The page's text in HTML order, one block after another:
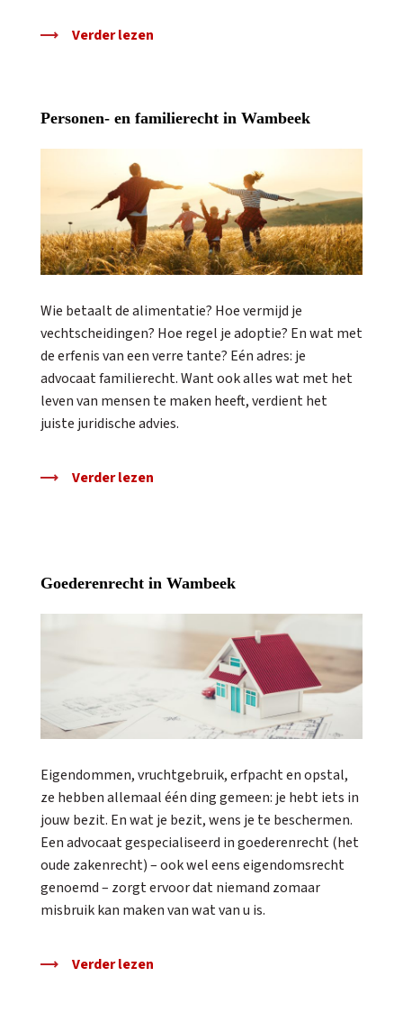
Verder lezen
Personen- en familierecht in Wambeek
Wie betaalt de alimentatie? Hoe vermijd je
vechtscheidingen? Hoe regel je adoptie? En wat met
de erfenis van een verre tante? Eén adres: je
advocaat familierecht. Want ook alles wat met het
leven van mensen te maken heeft, verdient het
juiste juridische advies.
Verder lezen
Goederenrecht in Wambeek
Eigendommen, vruchtgebruik, erfpacht en opstal,
ze hebben allemaal één ding gemeen: je hebt iets in
jouw bezit. En wat je bezit, wens je te beschermen.
Een advocaat gespecialiseerd in goederenrecht (het
oude zakenrecht) – ook wel eens eigendomsrecht
genoemd – zorgt ervoor dat niemand zomaar
misbruik kan maken van wat van u is.
Verder lezen